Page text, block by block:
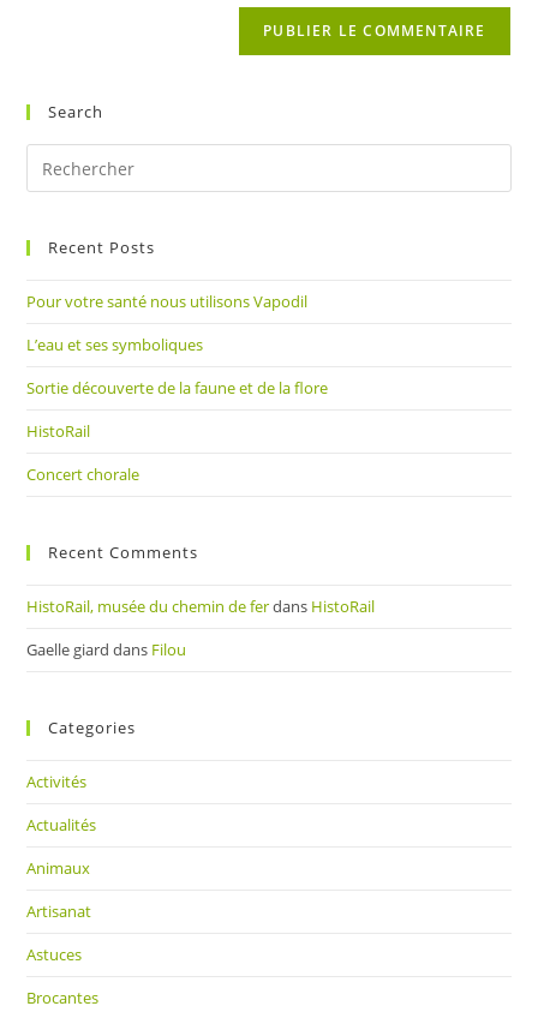
Search
Recent Posts
Pour votre santé nous utilisons Vapodil
L’eau et ses symboliques
Sortie découverte de la faune et de la flore
HistoRail
Concert chorale
Recent Comments
HistoRail, musée du chemin de ferdans HistoRail
Gaelle giard dans Filou
Categories
Activités
Actualités
Animaux
Artisanat
Astuces
Brocantes